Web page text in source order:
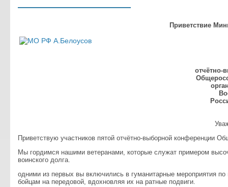
Приветствие
отчётно-
Приветствую участников пятой отчётно-выборной конференции
Мы гордимся нашими ветеранами, которые служат примером
воинского долга.
одними из первых вы включились в гуманитарные мероприятия
бойцам на передовой, вдохновляя их на ратные подвиги.